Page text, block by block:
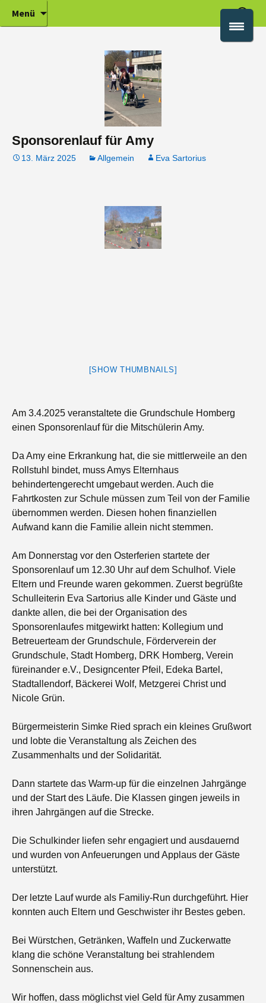
Grundschule Homberg
Grundschule in 35315 Homberg Ohm,
Vogelsbergkreis, Informationen und
Menü
Suchen
nach:
Sponsorenlauf für Amy
13. März 2025 Allgemein Eva Sartorius
[SHOW THUMBNAILS]
Am 3.4.2025 veranstaltete die Grundschule Homberg
einen Sponsorenlauf für die Mitschülerin Amy.
Da Amy eine Erkrankung hat, die sie mittlerweile an den
Rollstuhl bindet, muss Amys Elternhaus
behindertengerecht umgebaut werden. Auch die
Fahrtkosten zur Schule müssen zum Teil von der Familie
übernommen werden. Diesen hohen finanziellen
Aufwand kann die Familie allein nicht stemmen.
Am Donnerstag vor den Osterferien startete der
Sponsorenlauf um 12.30 Uhr auf dem Schulhof. Viele
Eltern und Freunde waren gekommen. Zuerst begrüßte
Schulleiterin Eva Sartorius alle Kinder und Gäste und
dankte allen, die bei der Organisation des
Sponsorenlaufes mitgewirkt hatten: Kollegium und
Betreuerteam der Grundschule, Förderverein der
Grundschule, Stadt Homberg, DRK Homberg, Verein
füreinander e.V., Designcenter Pfeil, Edeka Bartel,
Stadtallendorf, Bäckerei Wolf, Metzgerei Christ und
Nicole Grün.
Bürgermeisterin Simke Ried sprach ein kleines Grußwort
und lobte die Veranstaltung als Zeichen des
Zusammenhalts und der Solidarität.
Dann startete das Warm-up für die einzelnen Jahrgänge
und der Start des Läufe. Die Klassen gingen jeweils in
ihren Jahrgängen auf die Strecke.
Die Schulkinder liefen sehr engagiert und ausdauernd
und wurden von Anfeuerungen und Applaus der Gäste
unterstützt.
Der letzte Lauf wurde als Familiy-Run durchgeführt. Hier
konnten auch Eltern und Geschwister ihr Bestes geben.
Bei Würstchen, Getränken, Waffeln und Zuckerwatte
klang die schöne Veranstaltung bei strahlendem
Sonnenschein aus.
Wir hoffen, dass möglichst viel Geld für Amy zusammen